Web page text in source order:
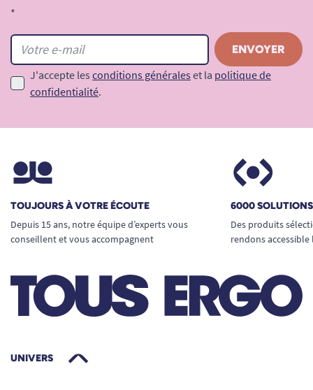
*
J'accepte les conditions générales et la politique de
confidentialité.
TOUJOURS À VOTRE ÉCOUTE
Depuis 15 ans, notre équipe d’experts vous
conseillent et vous accompagnent
6000
Des produits
rendons
UNIVERS